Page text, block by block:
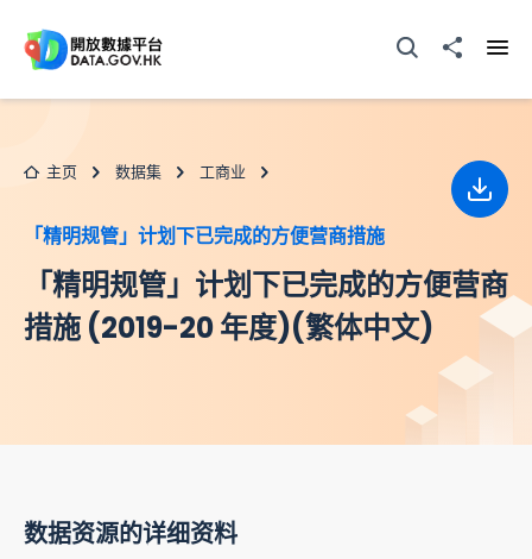
打开搜寻器分享至
主页 数据集 工商业
「精明规管」计划下已完成的方便营商措施
「精明规管」计划下已完成的方便营商
措施 (2019-20 年度)(繁体中文)
下载
数据资源的详细资料